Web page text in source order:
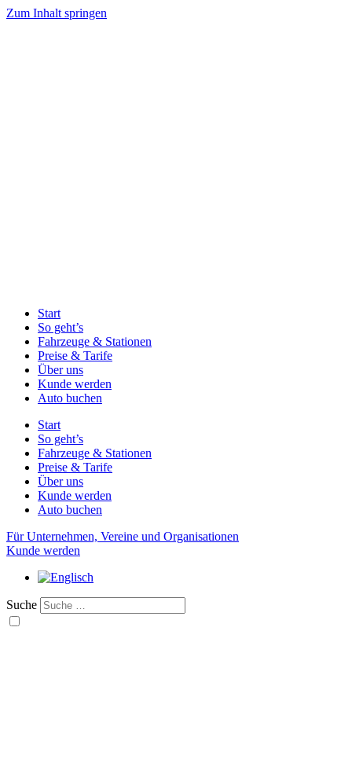
Zum Inhalt springen
Start
So geht’s
Fahrzeuge & Stationen
Preise & Tarife
Über uns
Kunde werden
Auto buchen
Start
So geht’s
Fahrzeuge & Stationen
Preise & Tarife
Über uns
Kunde werden
Auto buchen
Für Unternehmen, Vereine und Organisationen
Kunde werden
Suche